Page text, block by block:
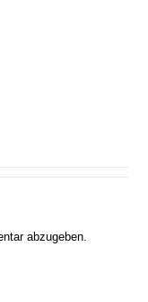
abzugeben.